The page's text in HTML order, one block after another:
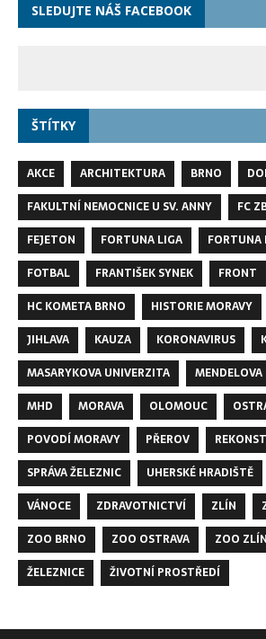
SLEDUJTE NÁŠ FACEBOOK
ŠTÍTKY
AKCE ARCHITEKTURA BRNO
FAKULTNÍ NEMOCNICE U SV. ANNY
FC
FEJETON
FORTUNA LIGA
FORTUNA
FOTBAL
FRANTIŠEK SYNEK FRONT
HC KOMETA BRNO
HISTORIE MORAVY
JIHLAVA
KAUZA KORONAVIRUS
MASARYKOVA UNIVERZITA
MHD
MORAVA OLOMOUC
POVODÍ MORAVY
PŘEROV
SPRÁVA ŽELEZNIC
UHERSKÉ HRADIŠTĚ
VÁNOCE
ZDRAVOTNICTVÍ ZLÍN
ZOO BRNO
ZOO OSTRAVA ZOO ZLÍN
ŽELEZNICE
ŽIVOTNÍ PROSTŘEDÍ